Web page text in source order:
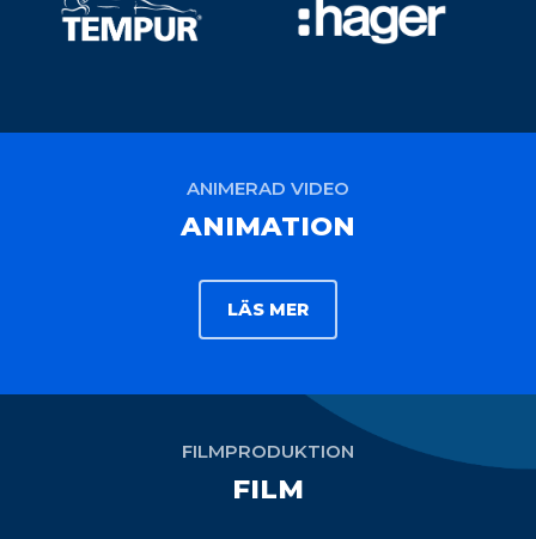
ANIMERAD VIDEO
ANIMATION
LÄS MER
FILMPRODUKTION
FILM